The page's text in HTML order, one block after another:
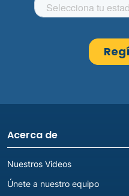
Acerca de
Nuestros Videos
Únete a nuestro equipo